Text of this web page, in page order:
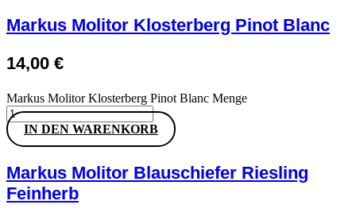
Markus Molitor Klosterberg Pinot Blanc
14,00 €
Markus Molitor Klosterberg Pinot Blanc Menge
IN DEN WARENKORB
Markus Molitor Blauschiefer Riesling
Feinherb